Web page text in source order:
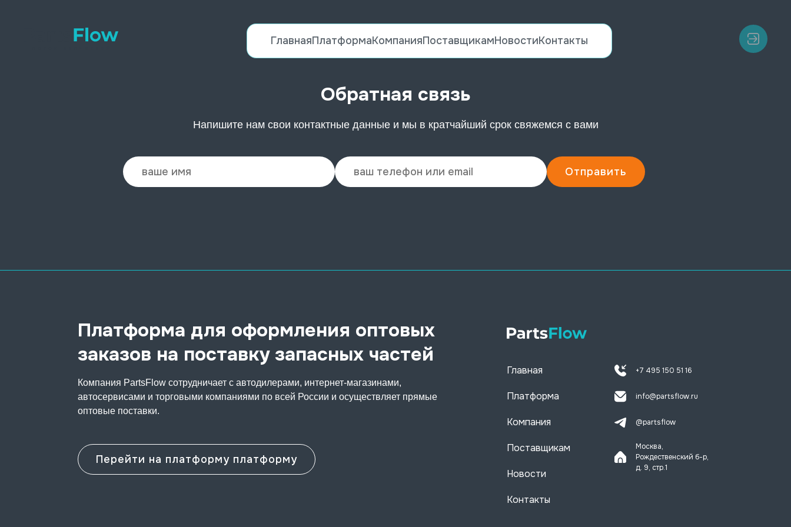
ГлавнаяПлатформаКомпанияПоставщикамНовостиКонтакты
Обратная связь
Напишите нам свои контактные данные и мы в кратчайший срок свяжемся с вами
Отправить
Платформа для оформления оптовых
заказов на поставку запасных частей
Компания PartsFlow сотрудничает с автодилерами, интернет-магазинами,
автосервисами и торговыми компаниями по всей России и осуществляет прямые
оптовые поставки.
Перейти на платформу платформу
Главная
Платформа
Компания
Поставщикам
Новости
Контакты
+7 495 150 51 16
info@partsflow.ru
@partsflow
Москва,
Рождественский б-р,
д. 9, стр.1